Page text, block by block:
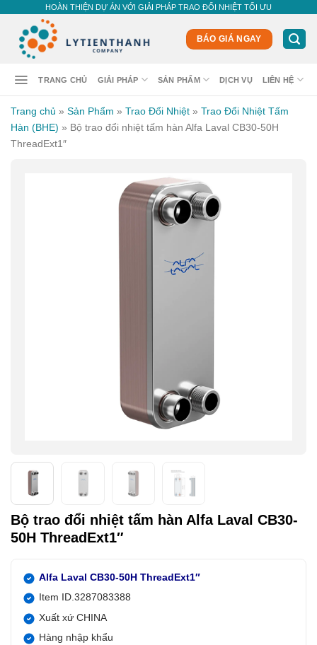
to
content
HOÀN THIỆN DỰ ÁN VỚI GIẢI PHÁP TRAO ĐỔI NHIỆT TỐI ƯU
BÁO GIÁ NGAY
TRANG CHỦ GIẢI PHÁP SẢN PHẨM DỊCH VỤ LIÊN HỆ
Trang chủ » Sản Phẩm » Trao Đổi Nhiệt » Trao Đổi Nhiệt Tấm
Hàn (BHE) » Bộ trao đổi nhiệt tấm hàn Alfa Laval CB30-50H
ThreadExt1″
Bộ trao đổi nhiệt tấm hàn Alfa Laval CB30-
50H ThreadExt1″
Alfa Laval CB30-50H ThreadExt1″
Item ID.3287083388
Xuất xứ CHINA
Hàng nhập khẩu